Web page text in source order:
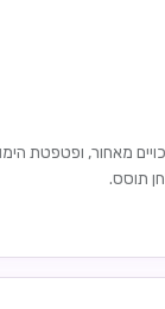
מאחור, ופטפטת
תוסס.